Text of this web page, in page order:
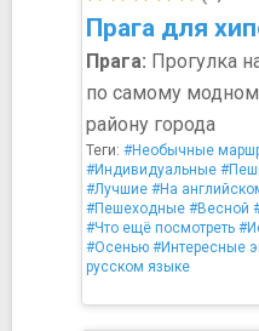
Прага для
Прага: Прогулка
по самому
району города
Теги: #Необычные
#Индивидуальные
#Лучшие #На
#Пешеходные #Весной
#Что ещё посмотреть
#Осенью #Интересные
русском языке